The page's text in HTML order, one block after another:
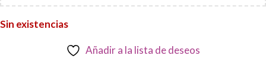
Sin existencias
Añadir a la lista de deseos